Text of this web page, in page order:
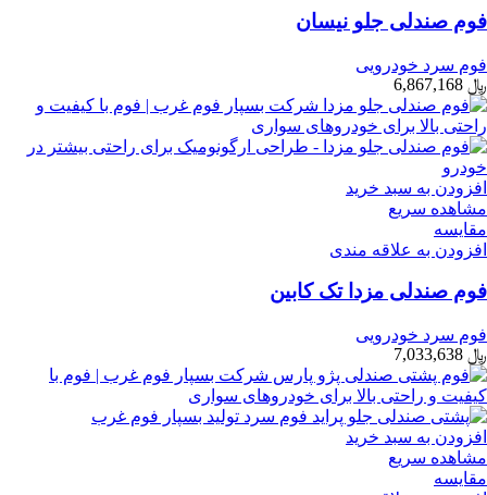
فوم صندلی جلو نیسان
فوم سرد خودرویی
﷼
افزودن به سبد خرید
مشاهده سریع
مقایسه
افزودن به علاقه مندی
فوم صندلی مزدا تک کابین
فوم سرد خودرویی
﷼
افزودن به سبد خرید
مشاهده سریع
مقایسه